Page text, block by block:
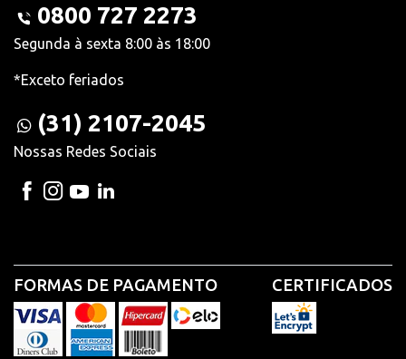
0800 727 2273
Segunda à sexta 8:00 às 18:00
*Exceto feriados
(31) 2107-2045
Nossas Redes Sociais
FORMAS DE PAGAMENTO CERTIFICADOS